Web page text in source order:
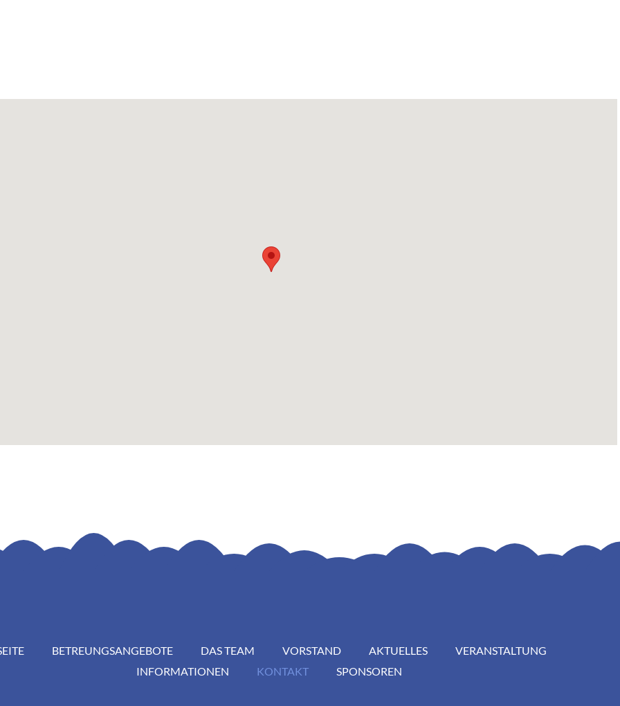
BETREUNGSANGEBOTE DAS TEAM VORSTAND AKTUELLES
VERANSTALTUNG
INFORMATIONEN
KONTAKT SPONSOREN